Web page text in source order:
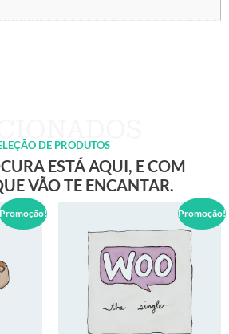
DE PRODUTOS
ESTÁ AQUI, E COM
VÃO TE ENCANTAR.
Promoção! Promoção!